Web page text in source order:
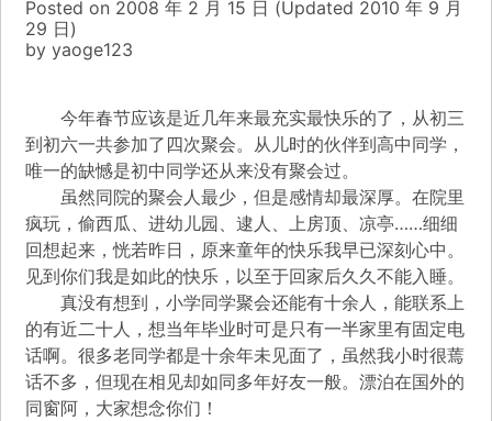
Posted on 2008 年 2 月 15 日 (Updated 2010 年 9 月
29 日)
by yaoge123
今年春节应该是近几年来最充实最快乐的了，从初三
到初六一共参加了四次聚会。从儿时的伙伴到高中同学，
唯一的缺憾是初中同学还从来没有聚会过。
虽然同院的聚会人最少，但是感情却最深厚。在院里
疯玩，偷西瓜、进幼儿园、逮人、上房顶、凉亭……细细
回想起来，恍若昨日，原来童年的快乐我早已深刻心中。
见到你们我是如此的快乐，以至于回家后久久不能入睡。
真没有想到，小学同学聚会还能有十余人，能联系上
的有近二十人，想当年毕业时可是只有一半家里有固定电
话啊。很多老同学都是十余年未见面了，虽然我小时很蔫
话不多，但现在相见却如同多年好友一般。漂泊在国外的
同窗阿，大家想念你们！